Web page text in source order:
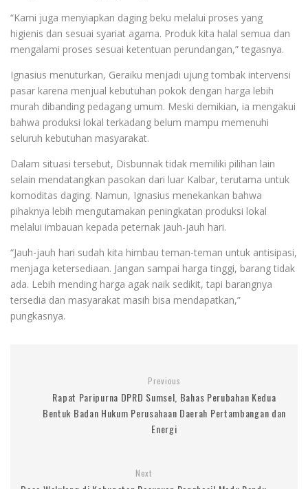
“Kami juga menyiapkan daging beku melalui proses yang
higienis dan sesuai syariat agama. Produk kita halal semua dan
mengalami proses sesuai ketentuan perundangan,” tegasnya.
Ignasius menuturkan, Geraiku menjadi ujung tombak intervensi
pasar karena menjual kebutuhan pokok dengan harga lebih
murah dibanding pedagang umum. Meski demikian, ia mengakui
bahwa produksi lokal terkadang belum mampu memenuhi
seluruh kebutuhan masyarakat.
Dalam situasi tersebut, Disbunnak tidak memiliki pilihan lain
selain mendatangkan pasokan dari luar Kalbar, terutama untuk
komoditas daging. Namun, Ignasius menekankan bahwa
pihaknya lebih mengutamakan peningkatan produksi lokal
melalui imbauan kepada peternak jauh-jauh hari.
“Jauh-jauh hari sudah kita himbau teman-teman untuk antisipasi,
menjaga ketersediaan. Jangan sampai harga tinggi, barang tidak
ada. Lebih mending harga agak naik sedikit, tapi barangnya
tersedia dan masyarakat masih bisa mendapatkan,”
pungkasnya.
Previous
Rapat Paripurna DPRD Sumsel, Bahas Perubahan Kedua
Bentuk Badan Hukum Perusahaan Daerah Pertambangan dan
Energi
Next